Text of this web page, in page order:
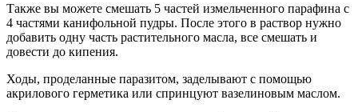
Также вы можете смешать 5 частей измельченного парафина с
4 частями канифольной пудры. После этого в раствор нужно
добавить одну часть растительного масла, все смешать и
довести до кипения.
Ходы, проделанные паразитом, заделывают с помощью
акрилового герметика или спринцуют вазелиновым маслом.